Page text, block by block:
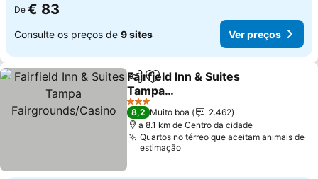
De € 83
Consulte os preços de 9 sites Ver preços
PartilharAdicionar aos favoritos
Fairfield Inn & Suites
Tampa
Fairgrounds/Casino
3 Estrelas
8,2 Muito boa
2.462
a 8.1 km de Centro da cidade
Quartos no térreo que aceitam animais de
estimação